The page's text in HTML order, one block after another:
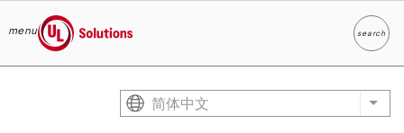
menu
UL Solutions
searchSearch
简体中文 List